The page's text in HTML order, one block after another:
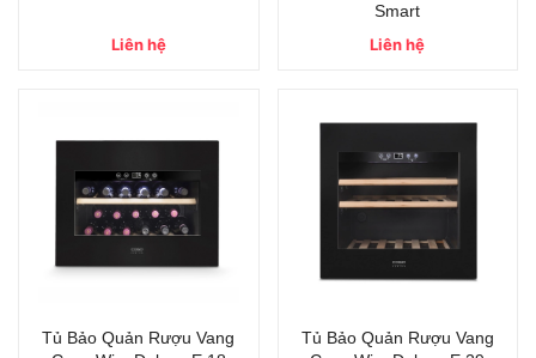
Liên hệ
Smart
Liên hệ
Tủ Bảo Quản Rượu Vang
Tủ Bảo Quản Rượu Vang